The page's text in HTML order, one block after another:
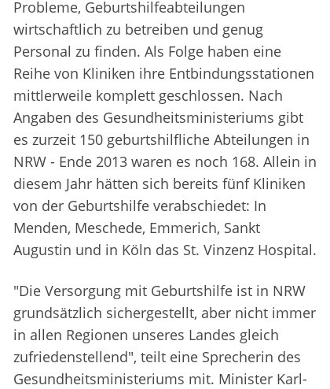
Probleme, Geburtshilfeabteilungen
wirtschaftlich zu betreiben und genug
Personal zu finden. Als Folge haben eine
Reihe von Kliniken ihre Entbindungsstationen
mittlerweile komplett geschlossen. Nach
Angaben des Gesundheitsministeriums gibt
es zurzeit 150 geburtshilfliche Abteilungen in
NRW - Ende 2013 waren es noch 168. Allein in
diesem Jahr hätten sich bereits fünf Kliniken
von der Geburtshilfe verabschiedet: In
Menden, Meschede, Emmerich, Sankt
Augustin und in Köln das St. Vinzenz Hospital.
"Die Versorgung mit Geburtshilfe ist in NRW
grundsätzlich sichergestellt, aber nicht immer
in allen Regionen unseres Landes gleich
zufriedenstellend", teilt eine Sprecherin des
Gesundheitsministeriums mit. Minister Karl-